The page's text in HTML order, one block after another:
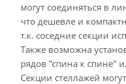
могут соединяться в
что дешевле и
т.к. соседние секции
Также возможна
рядов "спина к спине"
Секции стеллажей